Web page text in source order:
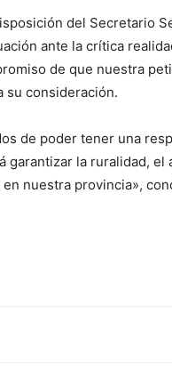
del Secretario
ante la crítica
de que nuestra
su consideración.
de poder tener una
garantizar la ruralidad,
nuestra provincia»,